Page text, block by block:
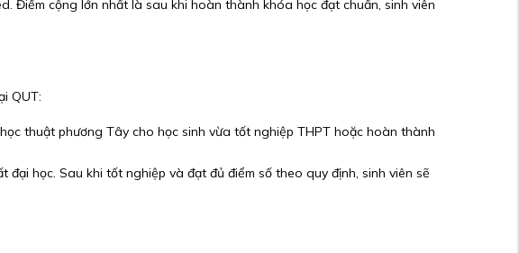
Điểm cộng lớn nhất là sau khi hoàn thành khóa học đạt chuẩn, sinh viên
QUT:
thuật phương Tây cho học sinh vừa tốt nghiệp THPT hoặc hoàn thành
học. Sau khi tốt nghiệp và đạt đủ điểm số theo quy định, sinh viên sẽ